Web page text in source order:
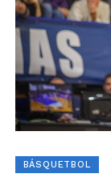
BÁSQUETBOL